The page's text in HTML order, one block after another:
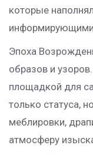
которые
информирующими
Эпоха
образов и
площадкой для
только статуса,
меблировки,
атмосферу